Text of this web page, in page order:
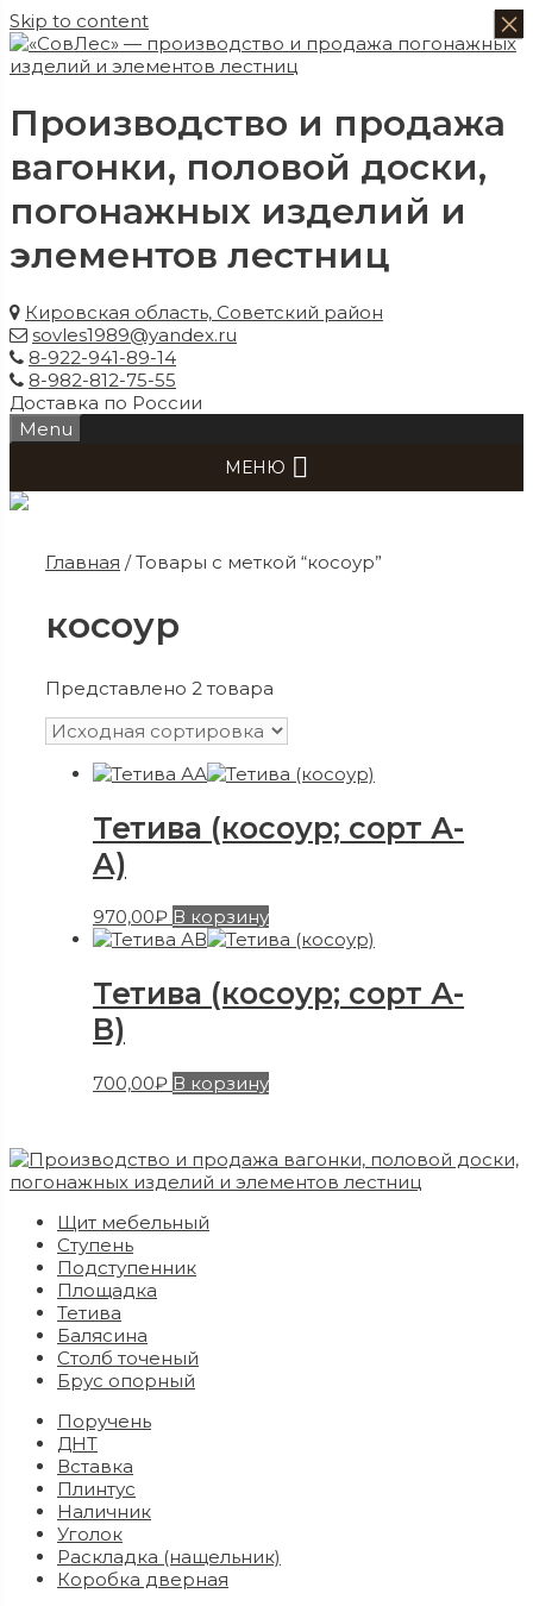
Skip to content
Производство и продажа
вагонки, половой доски,
погонажных изделий и
элементов лестниц
Кировская область, Советский район
sovles1989@yandex.ru
8-922-941-89-14
8-982-812-75-55
Доставка по России
Menu
МЕНЮ
Главная / Товары с меткой “косоур”
косоур
Представлено 2 товара
Тетива (косоур; сорт А-
A)
970,00₽ В корзину
Тетива (косоур; сорт А-
В)
700,00₽ В корзину
Щит мебельный
Ступень
Подступенник
Площадка
Тетива
Балясина
Столб точеный
Брус опорный
Поручень
ДНТ
Вставка
Плинтус
Наличник
Уголок
Раскладка (нащельник)
Коробка дверная
×
×
×
×